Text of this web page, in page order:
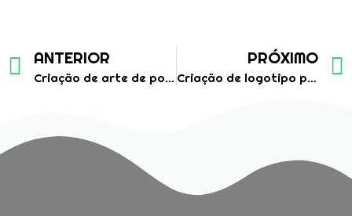
ANTERIOR
Criação de arte de post para facebook e instagram para cantor
PRÓXIMO
Criação de logotipo para empresas de logística sustentável